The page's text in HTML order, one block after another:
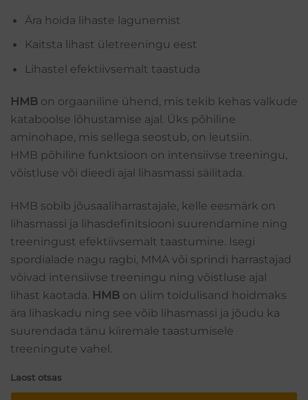
€34.90.€32.99.
Ära hoida lihaste lagunemist
Kaitsta lihast ületreeningu eest
Lihastel efektiivsemalt taastuda
HMB on orgaaniline ühend, mis tekib kehas valkude
kataboolse lõhustamise ajal. Üks põhiline
aminohape, mis sellega seostub, on leutsiin.
HMB põhiline funktsioon on intensiivse treeningu,
võistluse või dieedi ajal lihasmassi säilitada.
HMB sobib jõusaaliharrastajale, kelle eesmärk on
lihasmassi ja lihasdefinitsiooni suurendamine ning
treeningust efektiivsemalt taastumine. Isegi
spordialade nagu ragbi, MMA või sprindi harrastajad
võivad intensiivse treeningu ning võistluse ajal
lihast kaotada. HMB on ülim toidulisand hoidmaks
ära lihaskadu ning see võib lihasmassi ja jõudu ka
suurendada tänu kiiremale taastumisele
treeningute vahel.
Laost otsas